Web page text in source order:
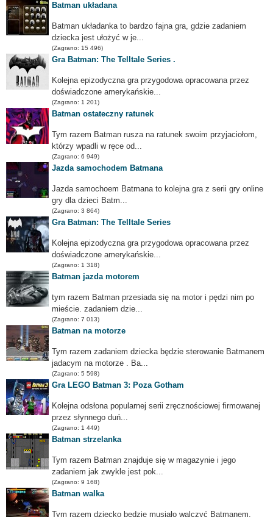
Batman układana
Batman układanka to bardzo fajna gra, gdzie zadaniem
dziecka jest ułożyć w je...
(Zagrano: 15 496)
Gra Batman: The Telltale Series .
Kolejna epizodyczna gra przygodowa opracowana przez
doświadczone amerykańskie...
(Zagrano: 1 201)
Batman ostateczny ratunek
Tym razem Batman rusza na ratunek swoim przyjaciołom,
którzy wpadli w ręce od...
(Zagrano: 6 949)
Jazda samochodem Batmana
Jazda samochoem Batmana to kolejna gra z serii gry online
gry dla dzieci Batm...
(Zagrano: 3 864)
Gra Batman: The Telltale Series
Kolejna epizodyczna gra przygodowa opracowana przez
doświadczone amerykańskie...
(Zagrano: 1 318)
Batman jazda motorem
tym razem Batman przesiada się na motor i pędzi nim po
mieście. zadaniem dzie...
(Zagrano: 7 013)
Batman na motorze
Tym razem zadaniem dziecka będzie sterowanie Batmanem
jadacym na motorze . Ba...
(Zagrano: 5 598)
Gra LEGO Batman 3: Poza Gotham
Kolejna odsłona popularnej serii zręcznościowej firmowanej
przez słynnego duń...
(Zagrano: 1 449)
Batman strzelanka
Tym razem Batman znajduje się w magazynie i jego
zadaniem jak zwykle jest pok...
(Zagrano: 9 168)
Batman walka
Tym razem dziecko bedzie musiało walczyć Batmanem.